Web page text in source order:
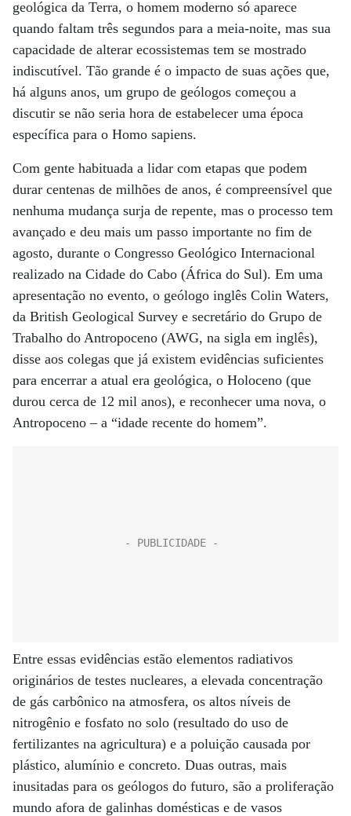
geológica da Terra, o homem moderno só aparece
quando faltam três segundos para a meia-noite, mas sua
capacidade de alterar ecossistemas tem se mostrado
indiscutível. Tão grande é o impacto de suas ações que,
há alguns anos, um grupo de geólogos começou a
discutir se não seria hora de estabelecer uma época
específica para o Homo sapiens.
Com gente habituada a lidar com etapas que podem
durar centenas de milhões de anos, é compreensível que
nenhuma mudança surja de repente, mas o processo tem
avançado e deu mais um passo importante no fim de
agosto, durante o Congresso Geológico Internacional
realizado na Cidade do Cabo (África do Sul). Em uma
apresentação no evento, o geólogo inglês Colin Waters,
da British Geological Survey e secretário do Grupo de
Trabalho do Antropoceno (AWG, na sigla em inglês),
disse aos colegas que já existem evidências suficientes
para encerrar a atual era geológica, o Holoceno (que
durou cerca de 12 mil anos), e reconhecer uma nova, o
Antropoceno – a “idade recente do homem”.
Entre essas evidências estão elementos radiativos
originários de testes nucleares, a elevada concentração
de gás carbônico na atmosfera, os altos níveis de
nitrogênio e fosfato no solo (resultado do uso de
fertilizantes na agricultura) e a poluição causada por
plástico, alumínio e concreto. Duas outras, mais
inusitadas para os geólogos do futuro, são a proliferação
mundo afora de galinhas domésticas e de vasos